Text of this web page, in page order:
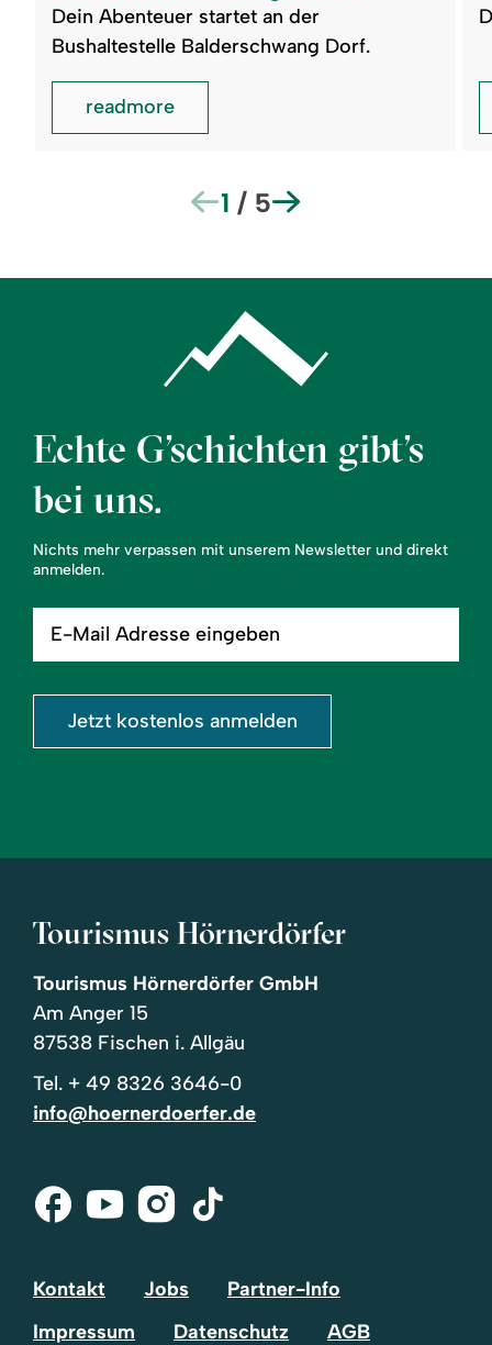
Dein Abenteuer startet an der
Bushaltestelle Balderschwang Dorf.
Forschertour
Bolgenach
readmore
1 / 5
Echte G’schichten gibt’s
bei uns.
Nichts mehr verpassen mit unserem Newsletter und direkt
anmelden.
Mail
eingeben
Jetzt kostenlos anmelden
Tourismus Hörnerdörfer
Tourismus Hörnerdörfer GmbH
Am Anger 15
87538 Fischen i. Allgäu
Tel. + 49 8326 3646-0
info@hoernerdoerfer.de
Facebook
Youtube
Instagram
Tik-
Kontakt Jobs
Partner-Info
Impressum
Datenschutz AGB